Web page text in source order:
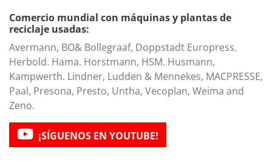
Comercio mundial con máquinas y plantas de
reciclaje usadas:
Avermann, BO& Bollegraaf, Doppstadt Europress.
Herbold. Hama. Horstmann, HSM. Husmann,
Kampwerth. Lindner, Ludden & Mennekes, MACPRESSE,
Paal, Presona, Presto, Untha, Vecoplan, Weima and
Zeno.
¡SÍGUENOS EN YOUTUBE!